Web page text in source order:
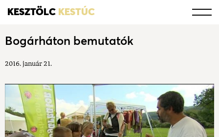
KESZTÖLC KESTÚC
Bogárháton bemutatók
2016. január 21.